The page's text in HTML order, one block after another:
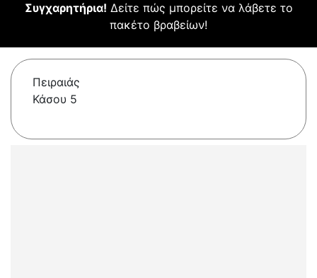
Συγχαρητήρια! Δείτε πώς μπορείτε να λάβετε το
πακέτο βραβείων!
Πειραιάς
Κάσου 5